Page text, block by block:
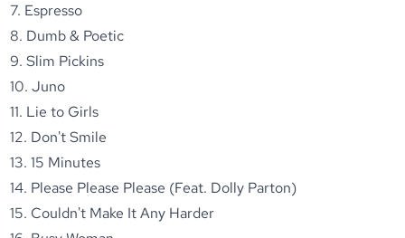
7. Espresso
8. Dumb & Poetic
9. Slim Pickins
10. Juno
11. Lie to Girls
12. Don't Smile
13. 15 Minutes
14. Please Please Please (Feat. Dolly Parton)
15. Couldn't Make It Any Harder